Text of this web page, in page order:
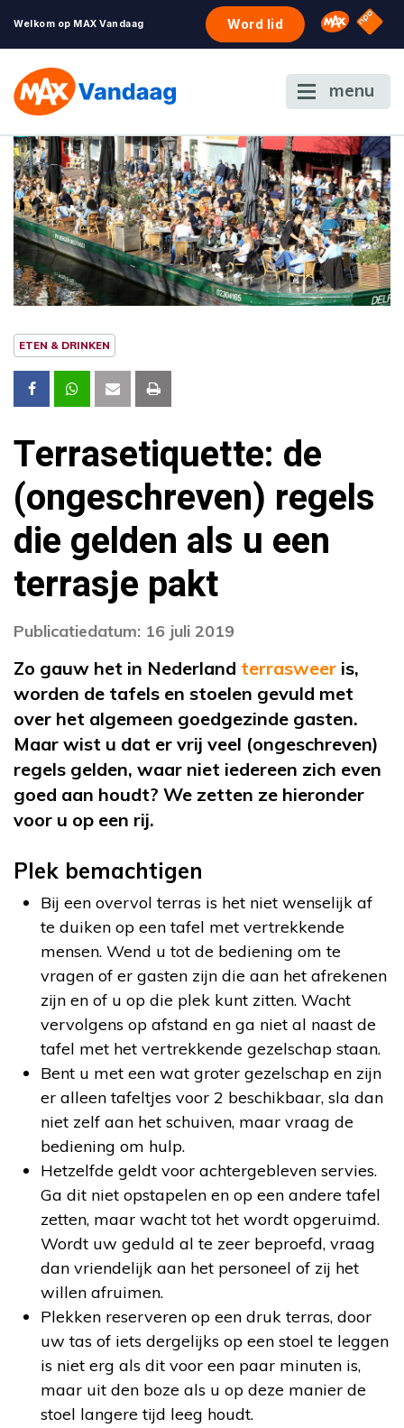
Welkom op MAX Vandaag Word lid Omroep
NPO
menu
ETEN & DRINKEN
Terrasetiquette: de
(ongeschreven) regels
die gelden als u een
terrasje pakt
Publicatiedatum: 16 juli 2019
Zo gauw het in Nederland terrasweer is,
worden de tafels en stoelen gevuld met
over het algemeen goedgezinde gasten.
Maar wist u dat er vrij veel (ongeschreven)
regels gelden, waar niet iedereen zich even
goed aan houdt? We zetten ze hieronder
voor u op een rij.
Plek bemachtigen
Bij een overvol terras is het niet wenselijk af
te duiken op een tafel met vertrekkende
mensen. Wend u tot de bediening om te
vragen of er gasten zijn die aan het afrekenen
zijn en of u op die plek kunt zitten. Wacht
vervolgens op afstand en ga niet al naast de
tafel met het vertrekkende gezelschap staan.
Bent u met een wat groter gezelschap en zijn
er alleen tafeltjes voor 2 beschikbaar, sla dan
niet zelf aan het schuiven, maar vraag de
bediening om hulp.
Hetzelfde geldt voor achtergebleven servies.
Ga dit niet opstapelen en op een andere tafel
zetten, maar wacht tot het wordt opgeruimd.
Wordt uw geduld al te zeer beproefd, vraag
dan vriendelijk aan het personeel of zij het
willen afruimen.
Plekken reserveren op een druk terras, door
uw tas of iets dergelijks op een stoel te leggen
is niet erg als dit voor een paar minuten is,
maar uit den boze als u op deze manier de
stoel langere tijd leeg houdt.